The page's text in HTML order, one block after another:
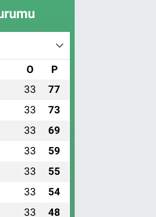
O P
33 77
33 73
33 69
33 59
33 55
33 54
33 48